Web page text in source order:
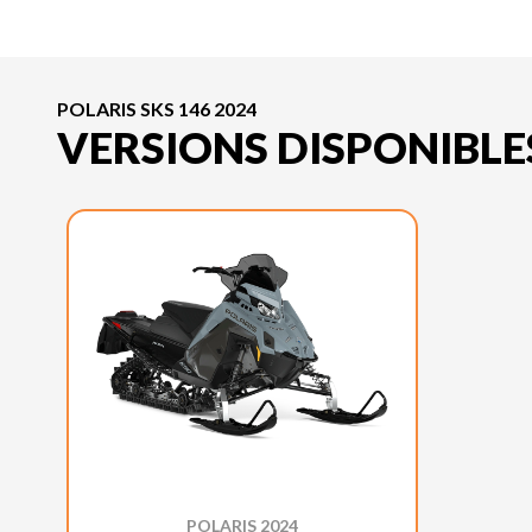
POLARIS SKS 146 2024
VERSIONS
POLARIS 2024